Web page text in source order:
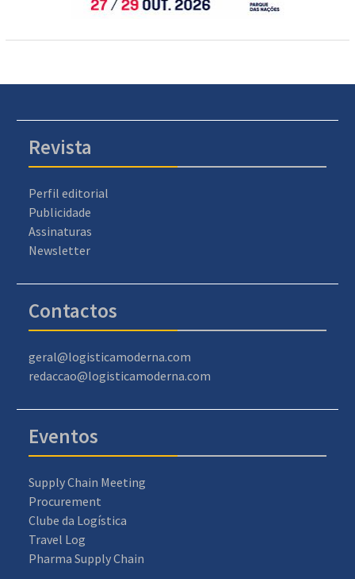
Revista
Perfil editorial
Publicidade
Assinaturas
Newsletter
Contactos
geral@logisticamoderna.com
redaccao@logisticamoderna.com
Eventos
Supply Chain Meeting
Procurement
Clube da Logística
Travel Log
Pharma Supply Chain